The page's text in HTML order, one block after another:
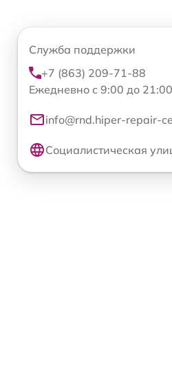
Служба поддержки
+7 (863) 209-71-88
Ежедневно с 9:00 до 21:00
info@rnd.hiper-repair-
Социалистическая